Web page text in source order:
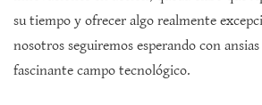
su tiempo y ofrecer algo realmente
nosotros seguiremos esperando con
fascinante campo tecnológico.